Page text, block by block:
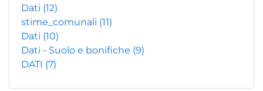
Dati (12)
stime_comunali (11)
Dati (10)
Dati - Suolo e bonifiche (9)
DATI (7)